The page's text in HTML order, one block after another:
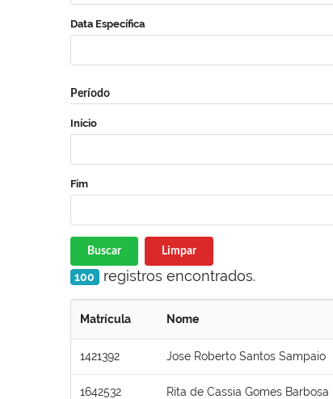
Data Específica
Período
Início
Fim
Buscar Limpar
100 registros encontrados.
Matrícula Nome
1421392 Jose Roberto Santos Sampaio
1642532 Rita de Cassia Gomes Barbosa